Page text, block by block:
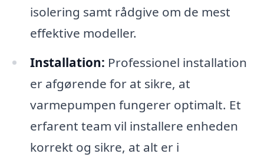
isolering samt rådgive om de mest
effektive modeller.
Installation: Professionel installation
er afgørende for at sikre, at
varmepumpen fungerer optimalt. Et
erfarent team vil installere enheden
korrekt og sikre, at alt er i